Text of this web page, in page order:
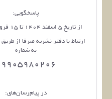
پاسخگویی:
از تاریخ 5 اسفند 1404 تا 15 فروردین 1405
ارتباط با دفتر نشریه صرفا از طریق
به شماره
در پیام‌رسان‌های: